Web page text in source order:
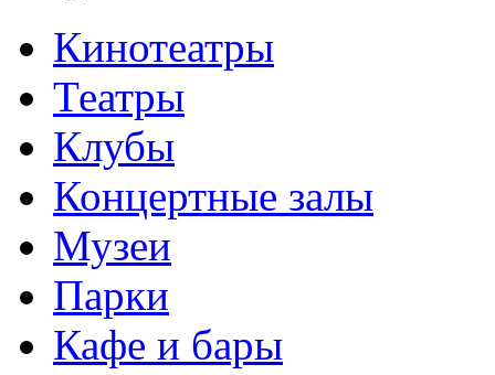
Кинотеатры
Театры
Клубы
Концертные залы
Музеи
Парки
Кафе и бары